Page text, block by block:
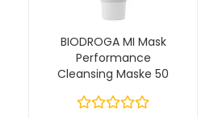
BIODROGA MI Mask
Performance
Cleansing Maske 50